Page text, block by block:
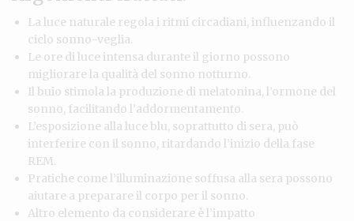
La luce naturale regola i ritmi circadiani, influenzando il
ciclo sonno-veglia.
Le ore di luce intensa durante il giorno possono
migliorare la qualità del sonno notturno.
Il buio stimola la produzione di melatonina, l’ormone del
sonno, facilitando l’addormentamento.
L’esposizione alla luce blu, soprattutto di sera, può
interferire con il sonno, ritardando l’inizio della fase
REM.
Pratiche come l’illuminazione soffusa alla sera possono
aiutare a preparare il corpo per il sonno.
Altro elemento da considerare è l’impatto